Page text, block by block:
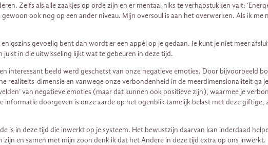
Zelfs als alle zaakjes op orde zijn en er mentaal niks te verhapstukken valt:
ook nog op een ander niveau. Mijn oversoul is aan het overwerken. Als ik me
gevoelig bent dan wordt er een appèl op je gedaan. Je kunt je niet meer
in die uitwisseling lijkt wat te gebeuren in deze tijd.
interessant beeld werd geschetst van onze negatieve emoties. Door bijvoorbeeld
realiteits-dimensie en vanwege onze verbondenheid in de meerdimensionaliteit ga
van negatieve emoties (maar dat kunnen ook positieve zijn), waarmee je
doorgeven is onze aarde op het ogenblik tamelijk belast met deze
is in deze tijd die inwerkt op je systeem. Het bewustzijn daarvan kan inderdaad
zijn en samen met mijn zoon denk ik dat het Andere in deze tijd extra op ons